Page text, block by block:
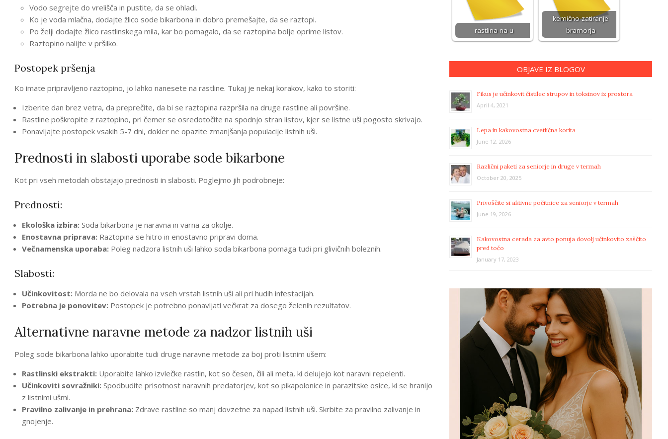
Vodo segrejte do vrelišča in pustite, da se ohladi.
Ko je voda mlačna, dodajte žlico sode bikarbona in dobro premešajte, da se raztopi.
Po želji dodajte žlico rastlinskega mila, kar bo pomagalo, da se raztopina bolje oprime listov.
Raztopino nalijte v pršilko.
Postopek pršenja
Ko imate pripravljeno raztopino, jo lahko nanesete na rastline. Tukaj je nekaj korakov, kako to storiti:
Izberite dan brez vetra, da preprečite, da bi se raztopina razpršila na druge rastline ali površine.
Rastline poškropite z raztopino, pri čemer se osredotočite na spodnjo stran listov, kjer se listne uši pogosto skrivajo.
Ponavljajte postopek vsakih 5-7 dni, dokler ne opazite zmanjšanja populacije listnih uši.
Prednosti in slabosti uporabe sode bikarbone
Kot pri vseh metodah obstajajo prednosti in slabosti. Poglejmo jih podrobneje:
Prednosti:
Ekološka izbira: Soda bikarbona je naravna in varna za okolje.
Enostavna priprava: Raztopina se hitro in enostavno pripravi doma.
Večnamenska uporaba: Poleg nadzora listnih uši lahko soda bikarbona pomaga tudi pri glivičnih boleznih.
Slabosti:
Učinkovitost: Morda ne bo delovala na vseh vrstah listnih uši ali pri hudih infestacijah.
Potrebna je ponovitev: Postopek je potrebno ponavljati večkrat za dosego želenih rezultatov.
Alternativne naravne metode za nadzor listnih uši
Poleg sode bikarbona lahko uporabite tudi druge naravne metode za boj proti listnim ušem:
Rastlinski ekstrakti: Uporabite lahko izvlečke rastlin, kot so česen, čili ali meta, ki delujejo kot naravni repelenti.
Učinkoviti sovražniki: Spodbudite prisotnost naravnih predatorjev, kot so pikapolonice in parazitske osice, ki se hranijo
z listnimi ušmi.
Pravilno zalivanje in prehrana: Zdrave rastline so manj dovzetne za napad listnih uši. Skrbite za pravilno zalivanje in
gnojenje.
rastlina na u
kemično zatiranje
bramorja
OBJAVE IZ BLOGOV
Fikus je učinkovit čistilec strupov in toksinov iz prostora
April 4, 2021
Lepa in kakovostna cvetlična korita
June 12, 2026
Različni paketi za seniorje in druge v termah
October 20, 2025
Privoščite si aktivne počitnice za seniorje v termah
June 19, 2026
Kakovostna cerada za avto ponuja dovolj učinkovito zaščito
pred točo
January 17, 2023